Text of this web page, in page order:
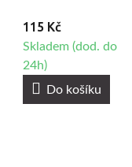
115 Kč
Skladem (dod. do
24h)
Do košíku